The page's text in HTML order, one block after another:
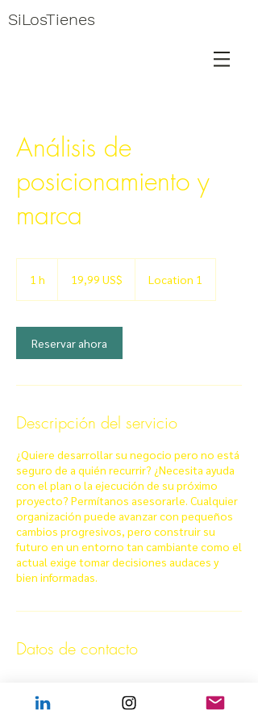
SiLosTienes
Análisis de
posicionamiento y
marca
1 h
estadounidenses
19,99 US$ Location 1
Reservar ahora
Descripción del servicio
¿Quiere desarrollar su negocio pero no está
seguro de a quién recurrir? ¿Necesita ayuda
con el plan o la ejecución de su próximo
proyecto? Permítanos asesorarle. Cualquier
organización puede avanzar con pequeños
cambios progresivos, pero construir su
futuro en un entorno tan cambiante como el
actual exige tomar decisiones audaces y
bien informadas.
Datos de contacto